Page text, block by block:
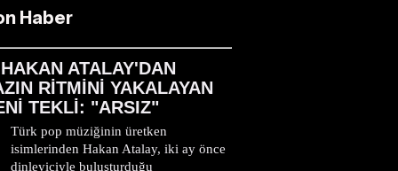
Haber
HAKAN ATALAY'DAN
RİTMİNİ YAKALAYAN
TEKLİ: "ARSIZ"
Türk pop müziğinin üretken
isimlerinden Hakan Atalay, iki ay önce
dinleyiciyle buluşturduğu